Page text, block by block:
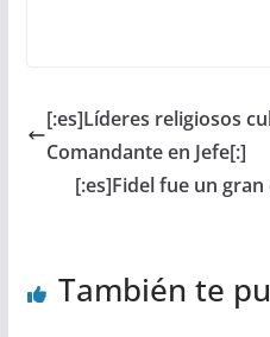
[:es]Líderes religiosos
Comandante en Jefe[:]
[:es]Fidel fue un
También te